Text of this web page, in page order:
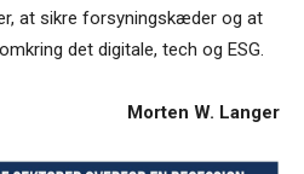
at sikre forsyningskæder og at
det digitale, tech og ESG.
Morten W. Langer